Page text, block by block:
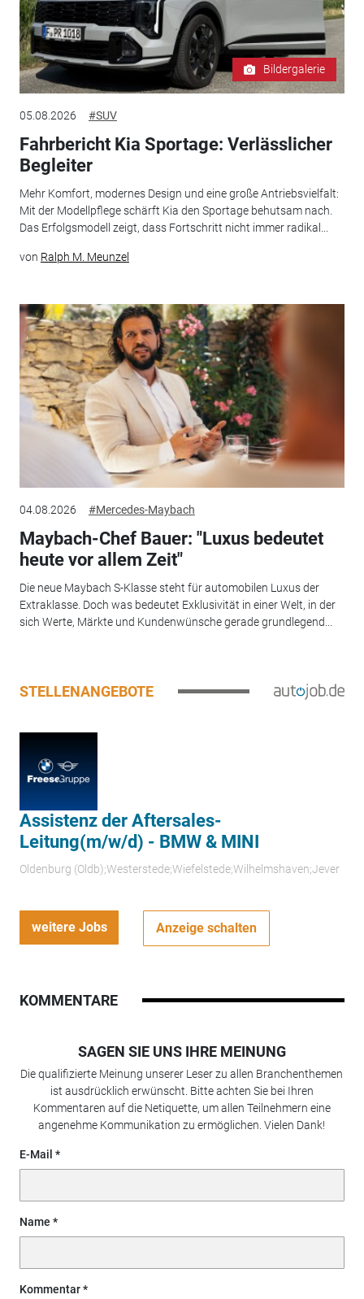
Bildergalerie
05.08.2026 #SUV
Fahrbericht Kia Sportage: Verlässlicher
Begleiter
Mehr Komfort, modernes Design und eine große Antriebsvielfalt:
Mit der Modellpflege schärft Kia den Sportage behutsam nach.
Das Erfolgsmodell zeigt, dass Fortschritt nicht immer radikal...
von Ralph M. Meunzel
04.08.2026 #Mercedes-Maybach
Maybach-Chef Bauer: "Luxus bedeutet
heute vor allem Zeit"
Die neue Maybach S-Klasse steht für automobilen Luxus der
Extraklasse. Doch was bedeutet Exklusivität in einer Welt, in der
sich Werte, Märkte und Kundenwünsche gerade grundlegend...
STELLENANGEBOTE
Assistenz der Aftersales-
Leitung(m/w/d) - BMW & MINI
Oldenburg (Oldb);Westerstede;Wiefelstede;Wilhelmshaven;Jever
weitere Jobs Anzeige schalten
KOMMENTARE
SAGEN SIE UNS IHRE MEINUNG
Die qualifizierte Meinung unserer Leser zu allen Branchenthemen
ist ausdrücklich erwünscht. Bitte achten Sie bei Ihren
Kommentaren auf die Netiquette, um allen Teilnehmern eine
angenehme Kommunikation zu ermöglichen. Vielen Dank!
E-Mail
Name
Kommentar